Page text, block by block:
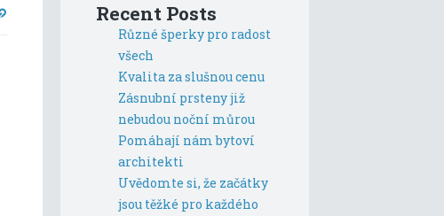
Recent Posts
Různé šperky pro radost
všech
Kvalita za slušnou cenu
Zásnubní prsteny již
nebudou noční můrou
Pomáhají nám bytoví
architekti
Uvědomte si, že začátky
jsou těžké pro každého